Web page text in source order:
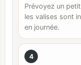
Prévoyez un
les valises sont
en journée.
4